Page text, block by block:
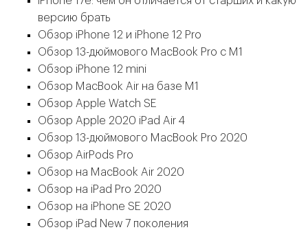
версию брать
Обзор iPhone 12 и iPhone 12 Pro
Обзор 13-дюймового MacBook Pro с M1
Обзор iPhone 12 mini
Обзор MacBook Air на базе M1
Обзор Apple Watch SE
Обзор Apple 2020 iPad Air 4
Обзор 13-дюймового MacBook Pro 2020
Обзор AirPods Pro
Обзор на MacBook Air 2020
Обзор на iPad Pro 2020
Обзор на iPhone SE 2020
Обзор iPad New 7 поколения